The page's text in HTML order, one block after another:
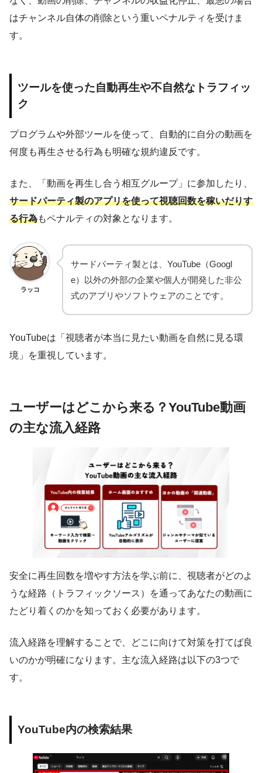
はチャンネル自体の削除という重いペナルティを受けま
す。
ツールを使った自動再生や不自然なトラフィッ
ク
プログラムや外部ツールを使って、自動的に自分の動画を
何度も再生させる行為も明確な規約違反です。
また、「動画を再生し合う相互グループ」に参加したり、
サードパーティ製のアプリを使って視聴回数を稼いだりす
る行為もペナルティの対象となります。
ラッコ
サードパーティ製とは、YouTube（Googl
e）以外の外部の企業や個人が開発した非公
式のアプリやソフトウェアのことです。
YouTubeは「視聴者が本当に見たい動画を自然に見る環
境」を重視しています。
ユーザーはどこから来る？YouTube動画
の主な流入経路
安全に再生回数を増やす方法を学ぶ前に、視聴者がどのよ
うな経路（トラフィックソース）を通ってあなたの動画に
たどり着くのかを知っておく必要があります。
流入経路を理解することで、どこに向けて対策を打てば良
いのかが明確になります。主な流入経路は以下の3つで
す。
YouTube内の検索結果